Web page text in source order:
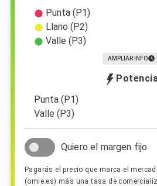
Punta (P1)
Llano (P2)
Valle (P3)
AMPLIAR INFO
Punta (P1)
Valle (P3)
Quiero el margen fijo
Pagarás el precio que marca el
(omie.es) más una tasa de